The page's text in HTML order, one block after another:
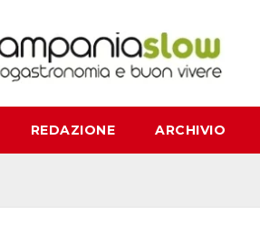
REDAZIONE ARCHIVIO